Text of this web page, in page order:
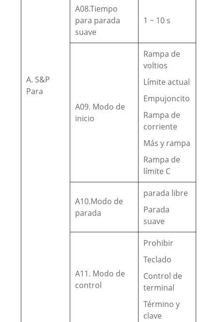
A. S&P
Para
A08.Tiempo
para parada
suave
1 ~ 10 s
A09. Modo de
inicio
Rampa de
voltios
Límite actual
Empujoncito
Rampa de
corriente
Más y rampa
Rampa de
límite C
A10.Modo de
parada
parada libre
Parada
suave
A11. Modo de
control
Prohibir
Teclado
Control de
terminal
Término y
clave